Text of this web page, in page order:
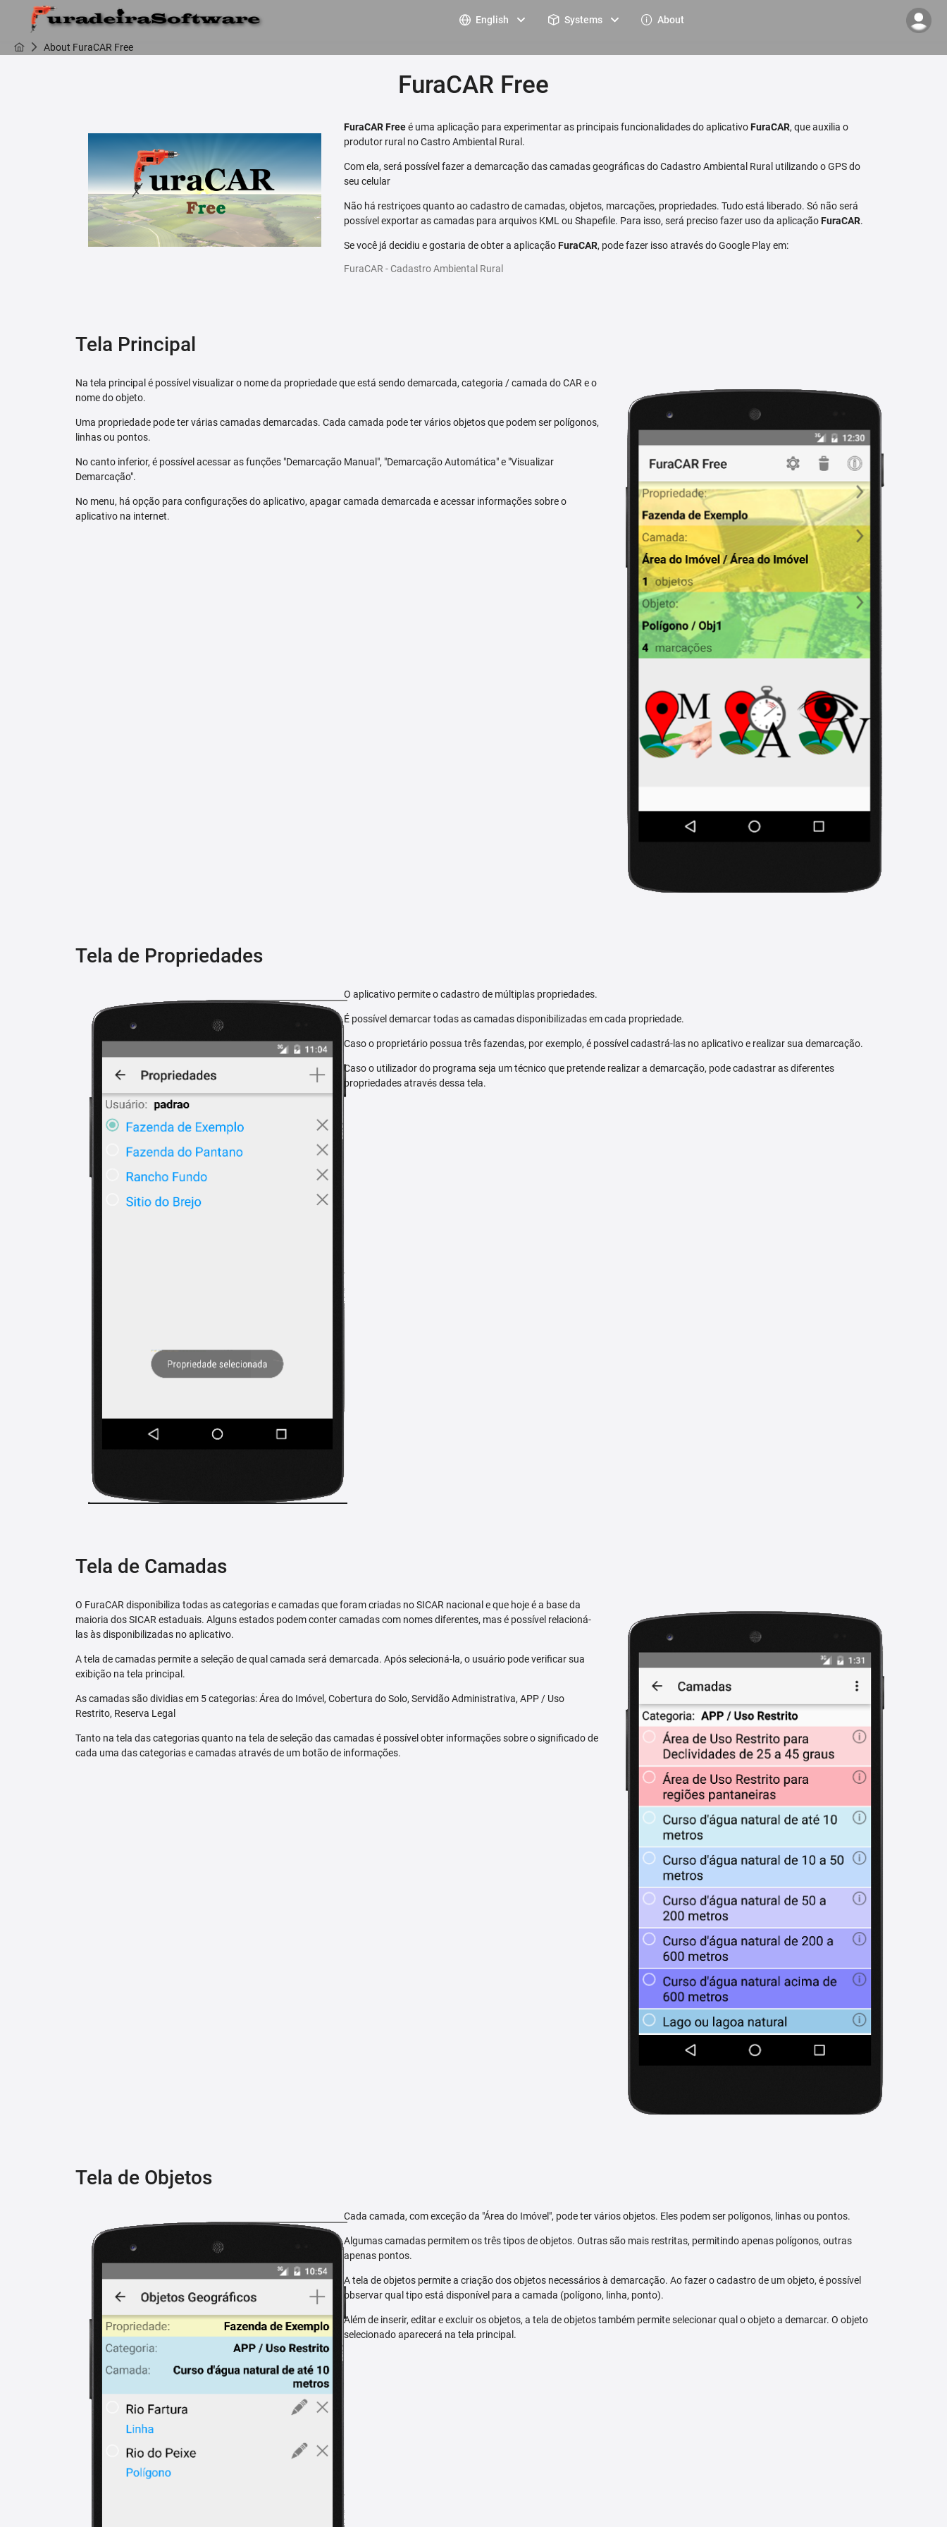
English Systems About
About FuraCAR Free
FuraCAR Free
FuraCAR Freeé uma aplicação para experimentar as principais funcionalidades do aplicativoFuraCAR, que auxilia o
produtor rural no Castro Ambiental Rural.
Com ela, será possível fazer a demarcação das camadas geográficas do Cadastro Ambiental Rural utilizando o GPS do
seu celular
Não há restriçoes quanto ao cadastro de camadas, objetos, marcações, propriedades. Tudo está liberado. Só não será
possível exportar as camadas para arquivos KML ou Shapefile. Para isso, será preciso fazer uso da aplicaçãoFuraCAR.
Se você já decidiu e gostaria de obter a aplicaçãoFuraCAR, pode fazer isso através do Google Play em:
FuraCAR - Cadastro Ambiental Rural
Tela Principal
Na tela principal é possível visualizar o nome da propriedade que está sendo demarcada, categoria / camada do CAR e o
nome do objeto.
Uma propriedade pode ter várias camadas demarcadas. Cada camada pode ter vários objetos que podem ser polígonos,
linhas ou pontos.
No canto inferior, é possível acessar as funções "Demarcação Manual", "Demarcação Automática" e "Visualizar
Demarcação".
No menu, há opção para configurações do aplicativo, apagar camada demarcada e acessar informações sobre o
aplicativo na internet.
Tela de Propriedades
O aplicativo permite o cadastro de múltiplas propriedades.
É possível demarcar todas as camadas disponibilizadas em cada propriedade.
Caso o proprietário possua três fazendas, por exemplo, é possível cadastrá-las no aplicativo e realizar sua demarcação.
Caso o utilizador do programa seja um técnico que pretende realizar a demarcação, pode cadastrar as diferentes
propriedades através dessa tela.
Tela de Camadas
O FuraCAR disponibiliza todas as categorias e camadas que foram criadas no SICAR nacional e que hoje é a base da
maioria dos SICAR estaduais. Alguns estados podem conter camadas com nomes diferentes, mas é possível relacioná-
las às disponibilizadas no aplicativo.
A tela de camadas permite a seleção de qual camada será demarcada. Após selecioná-la, o usuário pode verificar sua
exibição na tela principal.
As camadas são dividias em 5 categorias: Área do Imóvel, Cobertura do Solo, Servidão Administrativa, APP / Uso
Restrito, Reserva Legal
Tanto na tela das categorias quanto na tela de seleção das camadas é possível obter informações sobre o significado de
cada uma das categorias e camadas através de um botão de informações.
Tela de Objetos
Cada camada, com exceção da "Área do Imóvel", pode ter vários objetos. Eles podem ser polígonos, linhas ou pontos.
Algumas camadas permitem os três tipos de objetos. Outras são mais restritas, permitindo apenas polígonos, outras
apenas pontos.
A tela de objetos permite a criação dos objetos necessários à demarcação. Ao fazer o cadastro de um objeto, é possível
observar qual tipo está disponível para a camada (polígono, linha, ponto).
Além de inserir, editar e excluir os objetos, a tela de objetos também permite selecionar qual o objeto a demarcar. O objeto
selecionado aparecerá na tela principal.